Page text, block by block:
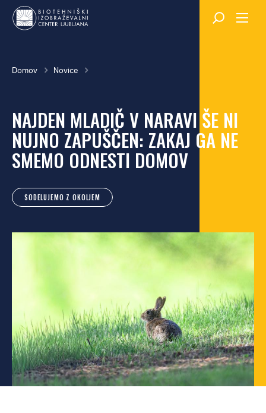
Skok
na
Breadcrumb
Domov Novice
NAJDEN MLADIČ V NARAVI ŠE NI
NUJNO ZAPUŠČEN: ZAKAJ GA NE
SMEMO ODNESTI DOMOV
SODELUJEMO Z OKOLJEM